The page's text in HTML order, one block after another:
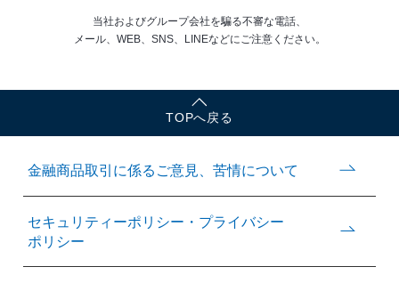
当社およびグループ会社を騙る不審な電話、
メール、WEB、 SNS、LINEなどにご注意ください。
TOPへ戻る
金融商品取引に係るご意見、 苦情について
セキュリティーポリシー・ プライバシー
ポリシー